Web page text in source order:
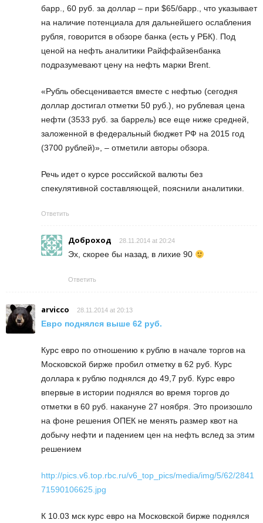
барр., 60 руб. за доллар – при $65/барр., что указывает
на наличие потенциала для дальнейшего ослабления
рубля, говорится в обзоре банка (есть у РБК). Под
ценой на нефть аналитики Райффайзенбанка
подразумевают цену на нефть марки Brent.
«Рубль обесценивается вместе с нефтью (сегодня
доллар достигал отметки 50 руб.), но рублевая цена
нефти (3533 руб. за баррель) все еще ниже средней,
заложенной в федеральный бюджет РФ на 2015 год
(3700 рублей)», – отметили авторы обзора.
Речь идет о курсе российской валюты без
спекулятивной составляющей, пояснили аналитики.
Ответить
Доброход 28.11.2014 at 20:24
Эх, скорее бы назад, в лихие 90
Ответить
arvicco 28.11.2014 at 20:13
Евро поднялся выше 62 руб.
Курс евро по отношению к рублю в начале торгов на
Московской бирже пробил отметку в 62 руб. Курс
доллара к рублю поднялся до 49,7 руб. Курс евро
впервые в истории поднялся во время торгов до
отметки в 60 руб. накануне 27 ноября. Это произошло
на фоне решения ОПЕК не менять размер квот на
добычу нефти и падением цен на нефть вслед за этим
решением
http://pics.v6.top.rbc.ru/v6_top_pics/media/img/5/62/2841
71590106625.jpg
К 10.03 мск курс евро на Московской бирже поднялся